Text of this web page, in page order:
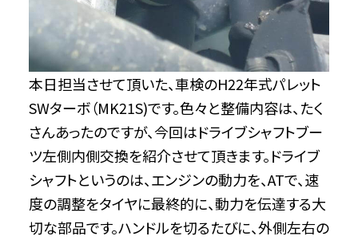
本日担当させて頂いた、車検のH22年式パレット
SWターボ（MK21S)です。色々と整備内容は、たく
さんあったのですが、今回はドライブシャフトブー
ツ左側内側交換を紹介させて頂きます。ドライブ
シャフトというのは、エンジンの動力を、ATで、速
度の調整をタイヤに最終的に、動力を伝達する大
切な部品です。ハンドルを切るたびに、外側左右の